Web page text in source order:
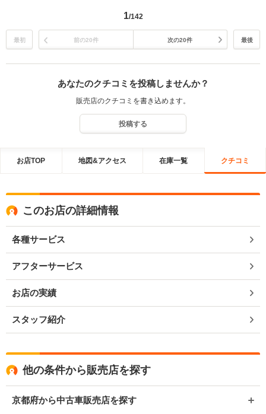
たのを見て、対応させていただけて良かったと思っております^^弊社
ではお客様が納得のお車選びをしていただいて、安心してご納車を迎
えていただけるよう、全スタッフでサポートさせていただいておりま
す☆引き続き、お客様にご満足していただけるよう、取り組みしてま
いります！誠にありがとうございました☆
1/142
最初 前の20件 次の20件 最後
あなたのクチコミを投稿しませんか？
販売店のクチコミを書き込めます。
投稿する
お店TOP 地図&アクセス 在庫一覧 クチコミ
このお店の詳細情報
各種サービス
アフターサービス
お店の実績
スタッフ紹介
他の条件から販売店を探す
京都府から中古車販売店を探す